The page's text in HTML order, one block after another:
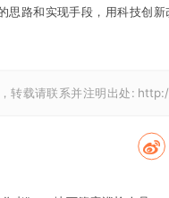
思路和实现手段，用科技创新
转载请联系并注明出处: